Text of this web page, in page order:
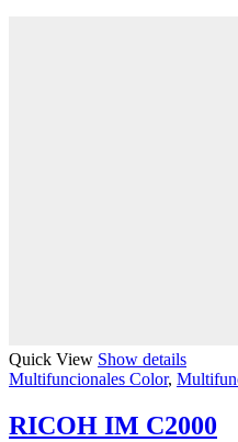
Quick View Show details
Multifuncionales Color,
RICOH IM C2000